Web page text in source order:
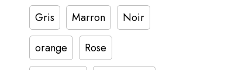
Gris
Marron
Noir
orange
Rose